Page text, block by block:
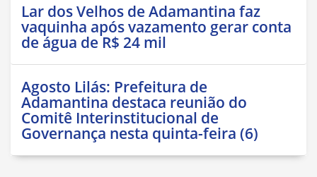
Lar dos Velhos de Adamantina faz
vaquinha após vazamento gerar conta
de água de R$ 24 mil
Agosto Lilás: Prefeitura de
Adamantina destaca reunião do
Comitê Interinstitucional de
Governança nesta quinta-feira (6)